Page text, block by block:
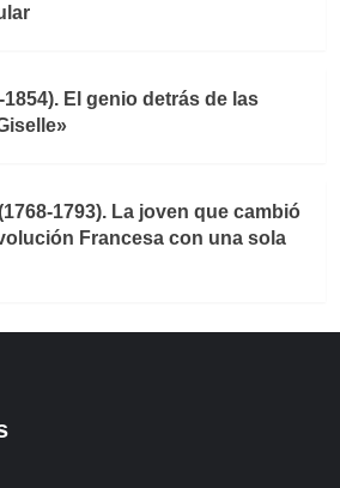
El genio detrás de las
1793). La joven que cambió
Francesa con una sola